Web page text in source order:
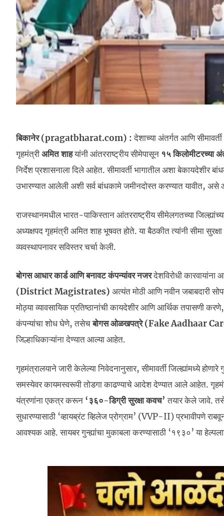
बिकानेर (pragatbharat.com) :देशाच्या अंतर्गत आणि
गृहमंत्रीअमित शाहयांनी आंतरराष्ट्रीय सीमेपासून १५ किलोमीटरच्या
निर्देश प्रशासनाला दिले आहेत. सीमावर्ती भागातील अशा बेकायदेशीर
उभारण्यात आलेली अशी सर्व बांधकामे जमीनदोस्त करण्यात यावीत,
राजस्थानमधील भारत-पाकिस्तान आंतरराष्ट्रीय सीमेलगतच्या
अध्यक्षपद गृहमंत्री अमित शाह भूषवत होते. या बैठकीत त्यांनी सीमा
व्यवस्थापनावर सविस्तर चर्चा केली.
बोगस आधार कार्ड आणि बनावट कंपन्यांवर नजरदेशविरोधी कारवायांना
(District Magistrates) अत्यंत मोठी आणि नवीन जबाबदारी
मोठ्या व्यावसायिक प्रतिष्ठानांची कायदेशीर आणि आर्थिक
कंपन्यांचा शोध घेणे, तसेचबोगस ओळखपत्रे (Fake Aadhaar
जिल्हाधिकाऱ्यांना देण्यात आल्या आहेत.
गृहमंत्रालयाने जारी केलेल्या निवेदनानुसार, सीमावर्ती जिल्ह्यांमध्ये
समस्येवर कायमस्वरूपी तोडगा काढण्याचे आदेश देण्यात आले आहेत.
यंत्रणांना एकत्र करून ‘३६०-डिग्री सुरक्षा कवच’ तयार केले जावे.
सुधारण्यासाठी ‘व्हायब्रंट व्हिलेज प्रोग्राम’ (VVP-II) प्रभावीपणे
आवश्यक आहे. सायबर गुन्ह्यांचा मुकाबला करण्यासाठी ‘१९३०’ या